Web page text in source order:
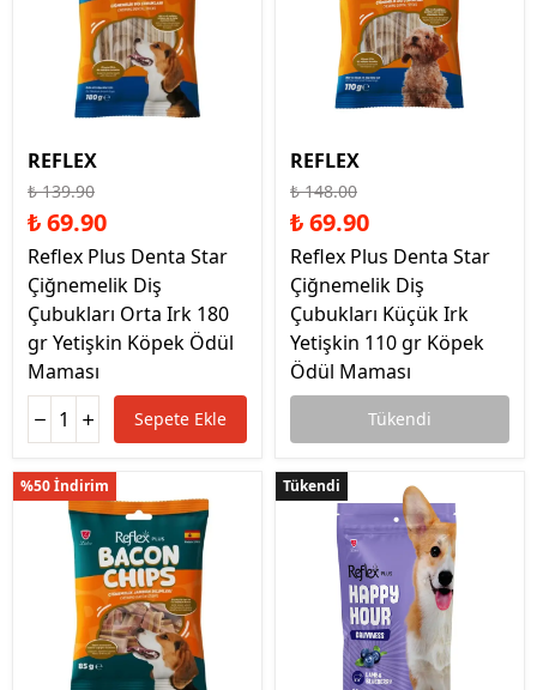
REFLEX
₺ 139.90
₺ 69.90
Reflex Plus Denta Star
Çiğnemelik Diş
Çubukları Orta Irk 180
gr Yetişkin Köpek Ödül
Maması
Sepete Ekle
REFLEX
₺ 148.00
₺ 69.90
Reflex Plus Denta Star
Çiğnemelik Diş
Çubukları Küçük Irk
Yetişkin 110 gr Köpek
Ödül Maması
Tükendi
%50 İndirim Tükendi
Tükendi